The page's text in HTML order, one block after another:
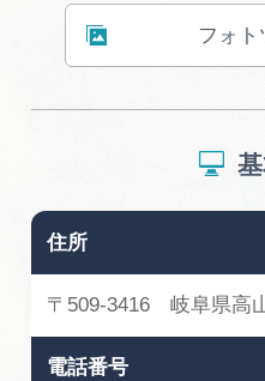
フォト
住所
〒509-3416 岐阜県高
電話番号